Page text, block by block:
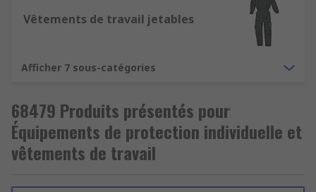
Vêtements de travail jetables
Afficher 7 sous-catégories
68479 Produits présentés pour
Équipements de protection individuelle et
vêtements de travail